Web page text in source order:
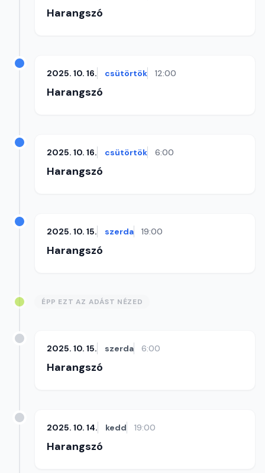
Harangszó
2025. 10. 16. csütörtök 12:00
Harangszó
2025. 10. 16. csütörtök 6:00
Harangszó
2025. 10. 15. szerda 19:00
Harangszó
ÉPP EZT AZ ADÁST NÉZED
2025. 10. 15. szerda 6:00
Harangszó
2025. 10. 14. kedd 19:00
Harangszó